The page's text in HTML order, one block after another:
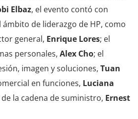
Elbaz, el evento contó con
de liderazgo de HP, como
general, Enrique Lores; el
personales, Alex Cho; el
imagen y soluciones, Tuan
en funciones, Luciana
la cadena de suministro, Ernest